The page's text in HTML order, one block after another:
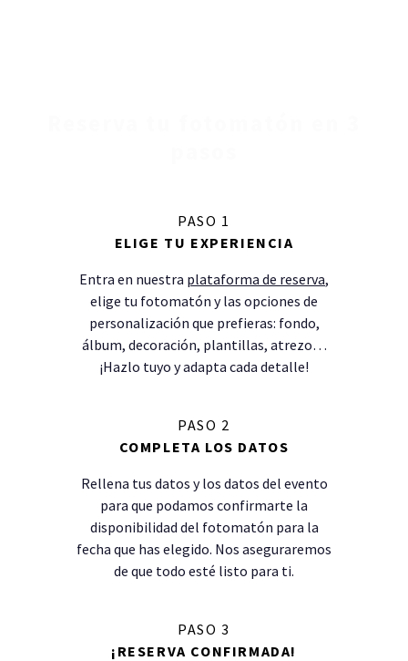
PASO 1
ELIGE TU EXPERIENCIA
Entra en nuestra plataforma de reserva,
elige tu fotomatón y las opciones de
personalización que prefieras: fondo,
álbum, decoración, plantillas, atrezo…
¡Hazlo tuyo y adapta cada detalle!
PASO 2
COMPLETA LOS DATOS
Rellena tus datos y los datos del evento
para que podamos confirmarte la
disponibilidad del fotomatón para la
fecha que has elegido. Nos aseguraremos
de que todo esté listo para ti.
PASO 3
¡RESERVA CONFIRMADA!